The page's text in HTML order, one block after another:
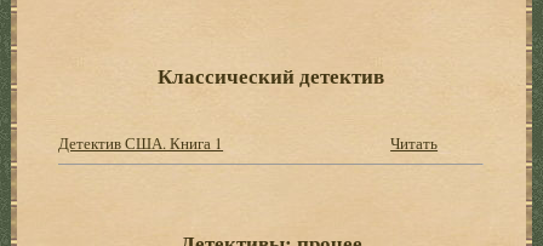
Классический детектив
Детектив США. Книга 1 Читать